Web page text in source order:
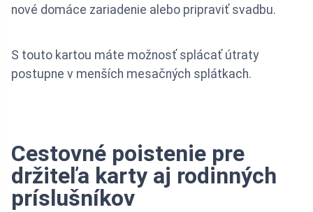
nové domáce zariadenie alebo pripraviť svadbu.
S touto kartou máte možnosť splácať útraty
postupne v menších mesačných splátkach.
Cestovné poistenie pre
držiteľa karty aj rodinných
príslušníkov